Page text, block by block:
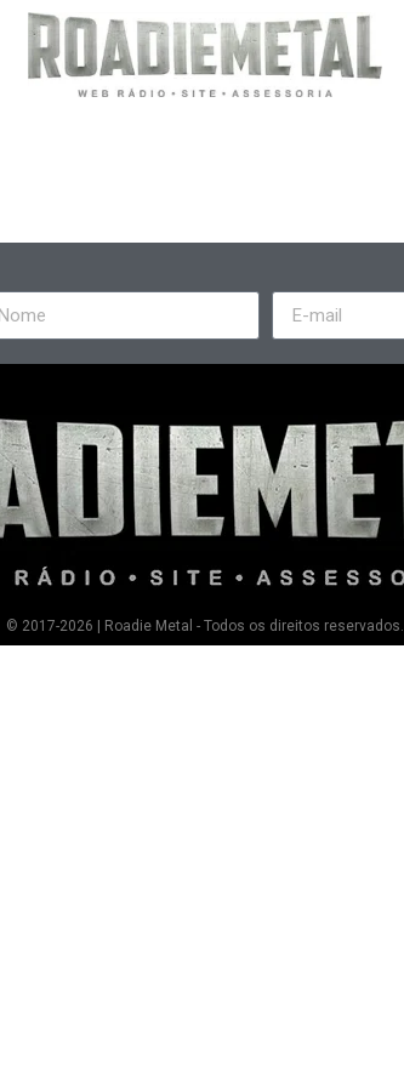
© 2017-2026 | Roadie Metal - Todos os direitos reservados.